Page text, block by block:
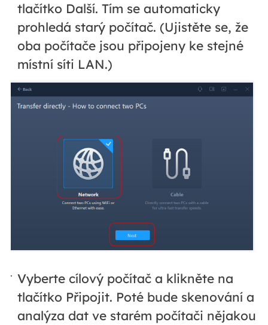
tlačítko Další. Tím se automaticky
prohledá starý počítač. (Ujistěte se, že
oba počítače jsou připojeny ke stejné
místní síti LAN.)
Vyberte cílový počítač a klikněte na
tlačítko Připojit. Poté bude skenování a
analýza dat ve starém počítači nějakou